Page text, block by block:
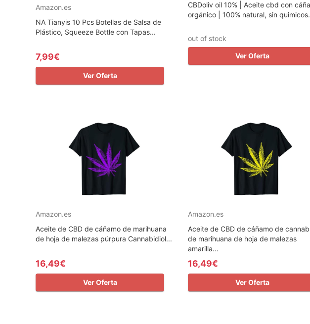
Amazon.es
NA Tianyis 10 Pcs Botellas de Salsa de
Plástico, Squeeze Bottle con Tapas...
7,99€
Ver Oferta
CBDoliv oil 10% | Aceite cbd con
orgánico | 100% natural, sin
out of stock
Ver Oferta
Amazon.es
Aceite de CBD de cáñamo de marihuana
de hoja de malezas púrpura Cannabidiol...
16,49€
Ver Oferta
Amazon.es
Aceite de CBD de cáñamo de
de marihuana de hoja de malezas
amarilla...
16,49€
Ver Oferta